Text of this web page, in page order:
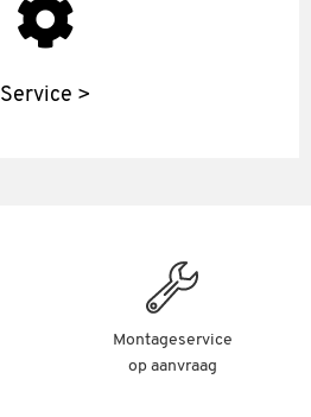
Service >
Montageservice
op aanvraag